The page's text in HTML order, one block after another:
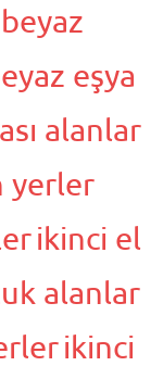
eşya
alanlar
yerler
ikinci el
alanlar
ikinci